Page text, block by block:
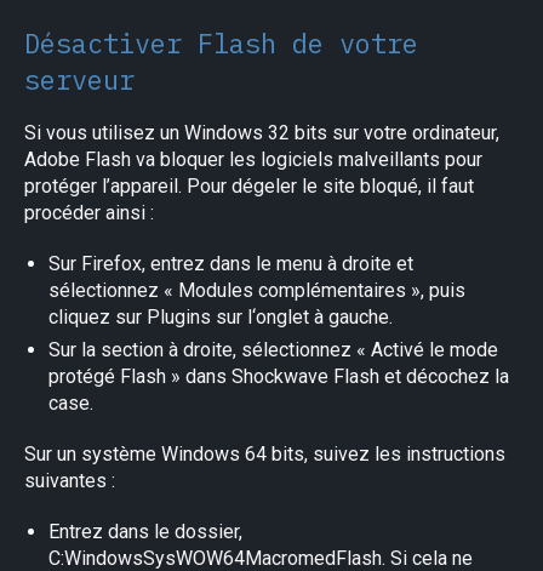
Désactiver Flash de votre
serveur
Si vous utilisez un Windows 32 bits sur votre ordinateur,
Adobe Flash va bloquer les logiciels malveillants pour
protéger l’appareil. Pour dégeler le site bloqué, il faut
procéder ainsi :
Sur Firefox, entrez dans le menu à droite et
sélectionnez « Modules complémentaires », puis
cliquez sur Plugins sur l‘onglet à gauche.
Sur la section à droite, sélectionnez « Activé le mode
protégé Flash » dans Shockwave Flash et décochez la
case.
Sur un système Windows 64 bits, suivez les instructions
suivantes :
Entrez dans le dossier,
C:WindowsSysWOW64MacromedFlash. Si cela ne